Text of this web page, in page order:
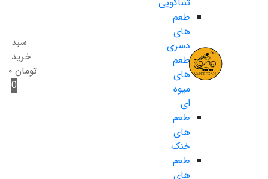
طعم
های
دسری
طعم
های
میوه
ای
طعم
های
خنک
طعم
های
سبد
خرید
تومان ۰
0